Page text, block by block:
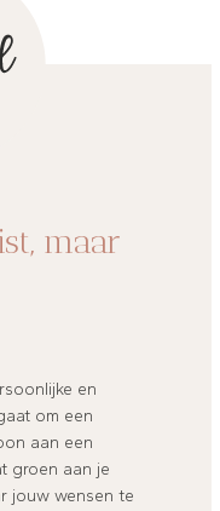
maar
en
om een
aan een
groen aan je
jouw wensen te